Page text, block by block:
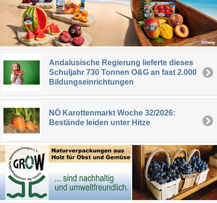
Andalusische Regierung lieferte dieses
Schuljahr 730 Tonnen O&G an fast 2.000
Bildungseinrichtungen
NÖ Karottenmarkt Woche 32/2026:
Bestände leiden unter Hitze